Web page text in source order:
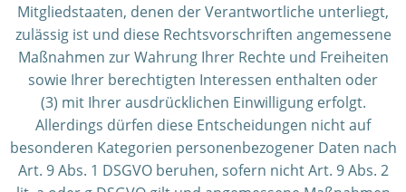
Mitgliedstaaten, denen der Verantwortliche unterliegt,
zulässig ist und diese Rechtsvorschriften angemessene
Maßnahmen zur Wahrung Ihrer Rechte und Freiheiten
sowie Ihrer berechtigten Interessen enthalten oder
(3) mit Ihrer ausdrücklichen Einwilligung erfolgt.
Allerdings dürfen diese Entscheidungen nicht auf
besonderen Kategorien personenbezogener Daten nach
Art. 9 Abs. 1 DSGVO beruhen, sofern nicht Art. 9 Abs. 2